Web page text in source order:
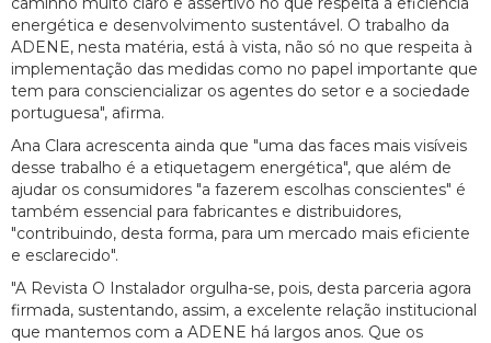
energética e desenvolvimento sustentável. O trabalho da
ADENE, nesta matéria, está à vista, não só no que respeita à
implementação das medidas como no papel importante que
tem para consciencializar os agentes do setor e a sociedade
portuguesa", afirma.
Ana Clara acrescenta ainda que "uma das faces mais visíveis
desse trabalho é a etiquetagem energética", que além de
ajudar os consumidores "a fazerem escolhas conscientes" é
também essencial para fabricantes e distribuidores,
"contribuindo, desta forma, para um mercado mais eficiente
e esclarecido".
"A Revista O Instalador orgulha-se, pois, desta parceria agora
firmada, sustentando, assim, a excelente relação institucional
que mantemos com a ADENE há largos anos. Que os